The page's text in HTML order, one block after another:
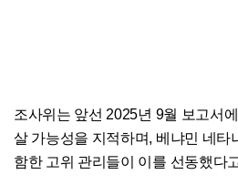
조사위는 앞선 2025년 9월 보고서
살 가능성을 지적하며, 베냐민 네타
함한 고위 관리들이 이를 선동했다